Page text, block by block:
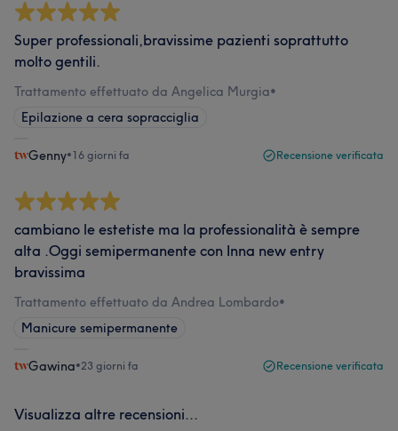
Super professionali,bravissime pazienti soprattutto
molto gentili.
Trattamento effettuato da Angelica Murgia•
Epilazione a cera sopracciglia
Genny•16 giorni fa Recensione verificata
cambiano le estetiste ma la professionalità è sempre
alta .Oggi semipermanente con Inna new entry
bravissima
Trattamento effettuato da Andrea Lombardo•
Manicure semipermanente
Gawina•23 giorni fa Recensione verificata
Visualizza altre recensioni...